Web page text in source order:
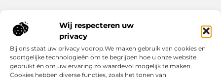
Wij respecteren uw
privacy
Bij ons staat uw privacy voorop.We maken gebruik van cookies en
soortgelijke technologieën om te begrijpen hoe u onze website
gebruikt én om uw ervaring zo waardevol mogelijk te maken.
Cookies hebben diverse functies, zoals het tonen van
Onze informatie